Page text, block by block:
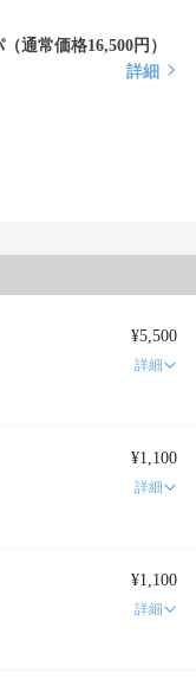
通常価格16,500円）
詳細
¥5,500
詳細
¥1,100
詳細
¥1,100
詳細